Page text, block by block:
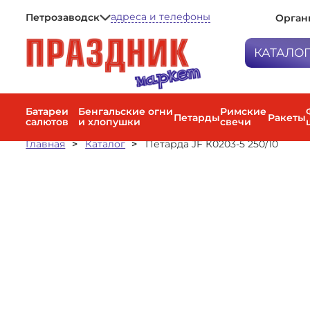
Петрозаводск
Мурманск
Санкт-Петербург
адреса и телефоны
Петарды
Римские
Батареи
салютов
Бенгальские огни
и хлопушки
ПетардыРимские
свечи
Ракеты
Главная
Каталог Петарда JF К0203-5 250/10